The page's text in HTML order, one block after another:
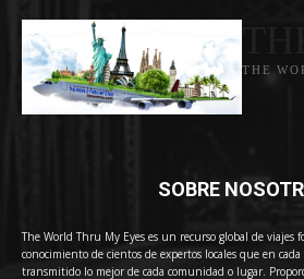
THE
SOBRE
The World Thru My Eyes es un recurso global de viajes
conocimiento de cientos de expertos locales que en
transmitido lo mejor de cada comunidad o lugar.